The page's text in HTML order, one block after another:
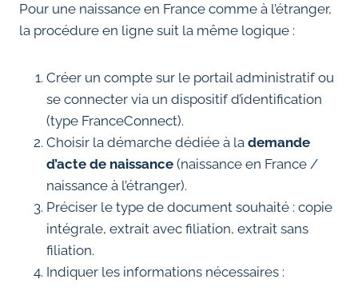
Pour une naissance en France comme à l’étranger,
la procédure en ligne suit la même logique :
Créer un compte sur le portail administratif ou
se connecter via un dispositif d’identification
(type FranceConnect).
Choisir la démarche dédiée à la demande
d’acte de naissance (naissance en France /
naissance à l’étranger).
Préciser le type de document souhaité : copie
intégrale, extrait avec filiation, extrait sans
filiation.
Indiquer les informations nécessaires :